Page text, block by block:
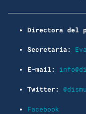
Directora del
Secretaría:
E-mail:
Twitter:
Facebook